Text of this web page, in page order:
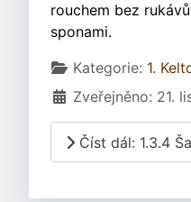
rouchem bez
sponami.
Základní údaje
Kategorie: 1.
Zveřejněno: 21.
Číst dál: 1.3.4